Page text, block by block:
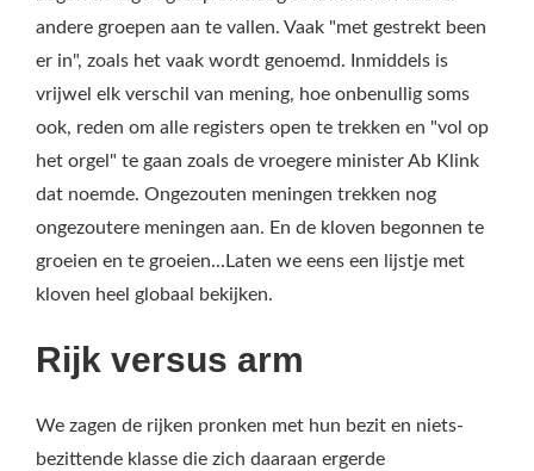
andere groepen aan te vallen. Vaak "met gestrekt been
er in", zoals het vaak wordt genoemd. Inmiddels is
vrijwel elk verschil van mening, hoe onbenullig soms
ook, reden om alle registers open te trekken en "vol op
het orgel" te gaan zoals de vroegere minister Ab Klink
dat noemde. Ongezouten meningen trekken nog
ongezoutere meningen aan. En de kloven begonnen te
groeien en te groeien...Laten we eens een lijstje met
kloven heel globaal bekijken.
Rijk versus arm
We zagen de rijken pronken met hun bezit en niets-
bezittende klasse die zich daaraan ergerde